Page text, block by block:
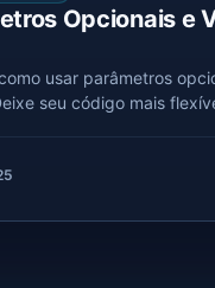
Opcionais e
usar parâmetros
seu código mais